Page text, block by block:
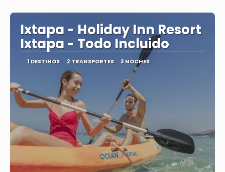
Ixtapa - Holiday Inn Resort
Ixtapa - Todo Incluido
1 DESTINOS 2 TRANSPORTES 3 NOCHES